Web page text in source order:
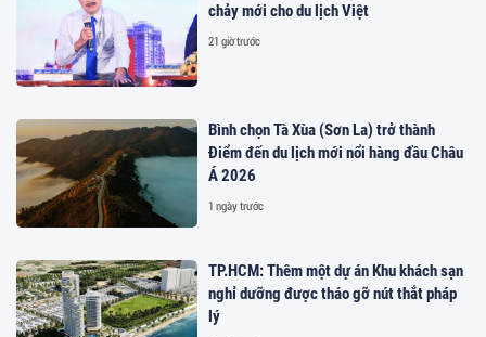
chảy mới cho du lịch Việt
21 giờ trước
Bình chọn Tà Xùa (Sơn La) trở thành
Điểm đến du lịch mới nổi hàng đầu Châu
Á 2026
1 ngày trước
TP.HCM: Thêm một dự án Khu khách sạn
nghỉ dưỡng được tháo gỡ nút thắt pháp
lý